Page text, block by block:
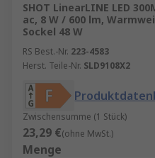
SHOT LinearLINE LED
ac, 8 W / 600 lm,
Sockel 48 W
RS Best.-Nr. 223-4583
Herst. Teile-Nr. SLD9108X2
Zwischensumme (1 Stück)
23,29 €(ohne MwSt.)
Menge